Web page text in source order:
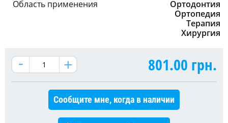
Область применения
Ортодонтия
Ортопедия
Терапия
Хирургия
801.00 грн.
Сообщите мне, когда в наличии